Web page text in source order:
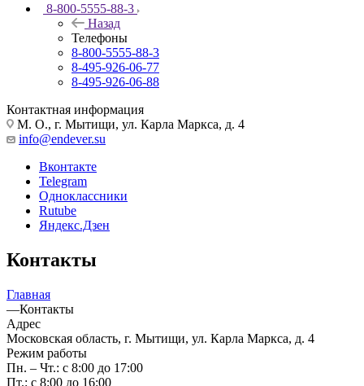
8-800-5555-88-3
Назад
Телефоны
8-800-5555-88-3
8-495-926-06-77
8-495-926-06-88
Контактная информация
М. О., г. Мытищи, ул. Карла Маркса, д. 4
info@endever.su
Вконтакте
Telegram
Одноклассники
Rutube
Яндекс.Дзен
Контакты
Главная
—Контакты
Адрес
Московская область, г. Мытищи, ул. Карла Маркса, д. 4
Режим работы
Пн. – Чт.: с 8:00 до 17:00
Пт.: с 8:00 до 16:00